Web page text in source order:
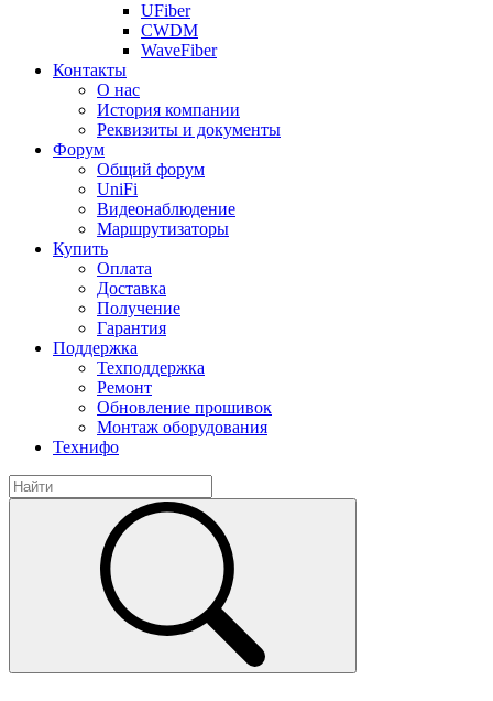
UFiber
CWDM
WaveFiber
Контакты
О нас
История компании
Реквизиты и документы
Форум
Общий форум
UniFi
Видеонаблюдение
Маршрутизаторы
Купить
Оплата
Доставка
Получение
Гарантия
Поддержка
Техподдержка
Ремонт
Обновление прошивок
Монтаж оборудования
Технифо